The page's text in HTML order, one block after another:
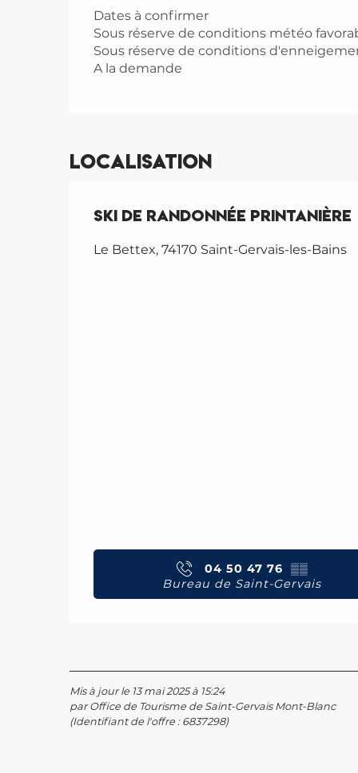
Dates à confirmer
Sous réserve de conditions météo
Sous réserve de conditions
A la demande
Localisation
Ski de randonnée printanière
Le Bettex, 74170 Saint-Gervais-les-Bains
04 50 47 76 ▒▒
Bureau de Saint-Gervais
Mis à jour le 13 mai 2025 à 15:24
par Office de Tourisme de Saint-Gervais Mont-Blanc
(Identifiant de l'offre : 6837298)